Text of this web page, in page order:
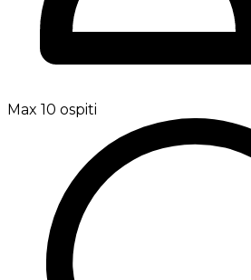
Max 10 ospiti